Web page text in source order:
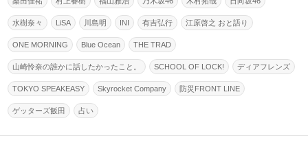
水樹奈々 LiSA 川島明 INI 有吉弘行 江原啓之 おと語り
ONE MORNING Blue Ocean THE TRAD
山崎怜奈の誰かに話したかったこと。 SCHOOL OF LOCK! ディアフレンズ
TOKYO SPEAKEASY Skyrocket Company 防災FRONT LINE
ゲッターズ飯田 占い